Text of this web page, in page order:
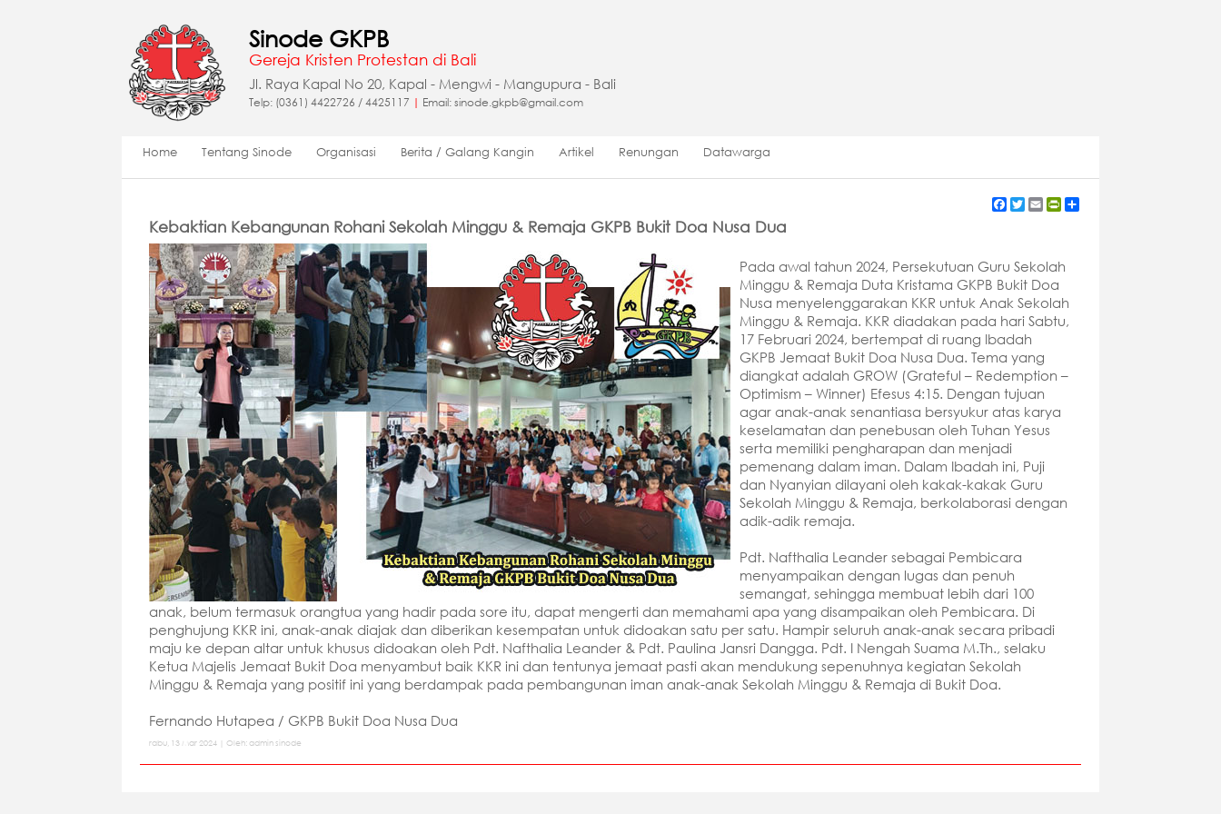
Sinode GKPB
Gereja Kristen Protestan di Bali
Jl. Raya Kapal No 20, Kapal - Mengwi - Mangupura - Bali
Telp: (0361) 4422726 / 4425117 | Email: sinode.gkpb@gmail.com
Home Tentang Sinode Organisasi Berita / Galang Kangin Artikel Renungan Datawarga
Facebook
TwitterEmailPrintFriendly
Share
Kebaktian Kebangunan Rohani Sekolah Minggu & Remaja GKPB Bukit Doa Nusa Dua
Pada awal tahun 2024, Persekutuan Guru Sekolah
Minggu & Remaja Duta Kristama GKPB Bukit Doa
Nusa menyelenggarakan KKR untuk Anak Sekolah
Minggu & Remaja. KKR diadakan pada hari Sabtu,
17 Februari 2024, bertempat di ruang Ibadah
GKPB Jemaat Bukit Doa Nusa Dua. Tema yang
diangkat adalah GROW (Grateful – Redemption –
Optimism – Winner) Efesus 4:15. Dengan tujuan
agar anak-anak senantiasa bersyukur atas karya
keselamatan dan penebusan oleh Tuhan Yesus
serta memiliki pengharapan dan menjadi
pemenang dalam iman. Dalam Ibadah ini, Puji
dan Nyanyian dilayani oleh kakak-kakak Guru
Sekolah Minggu & Remaja, berkolaborasi dengan
adik-adik remaja.
Pdt. Nafthalia Leander sebagai Pembicara
menyampaikan dengan lugas dan penuh
semangat, sehingga membuat lebih dari 100
anak, belum termasuk orangtua yang hadir pada sore itu, dapat mengerti dan memahami apa yang disampaikan oleh Pembicara. Di
penghujung KKR ini, anak-anak diajak dan diberikan kesempatan untuk didoakan satu per satu. Hampir seluruh anak-anak secara pribadi
maju ke depan altar untuk khusus didoakan oleh Pdt. Nafthalia Leander & Pdt. Paulina Jansri Dangga. Pdt. I Nengah Suama M.Th., selaku
Ketua Majelis Jemaat Bukit Doa menyambut baik KKR ini dan tentunya jemaat pasti akan mendukung sepenuhnya kegiatan Sekolah
Minggu & Remaja yang positif ini yang berdampak pada pembangunan iman anak-anak Sekolah Minggu & Remaja di Bukit Doa.
Fernando Hutapea / GKPB Bukit Doa Nusa Dua
rabu, 13 Mar 2024 | Oleh: admin sinode